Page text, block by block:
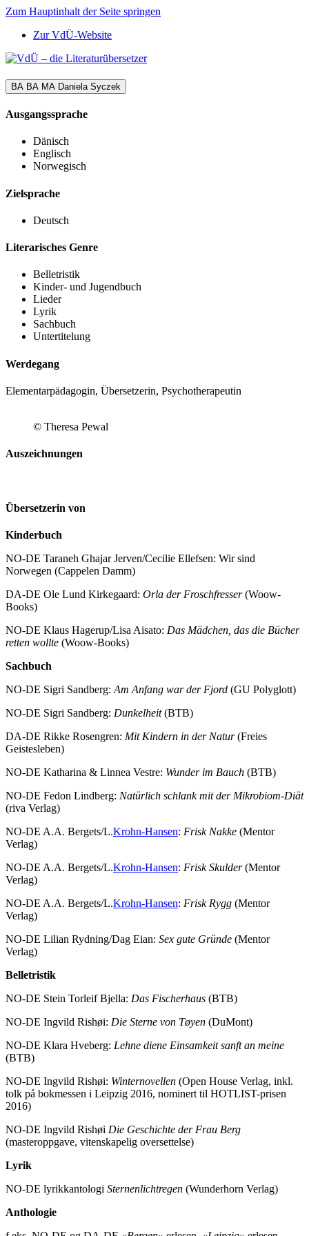
Zum Hauptinhalt der Seite springen
Zur VdÜ-Website
BA BA MA Daniela Syczek
Ausgangssprache
Dänisch
Englisch
Norwegisch
Zielsprache
Deutsch
Literarisches Genre
Belletristik
Kinder- und Jugendbuch
Lieder
Lyrik
Sachbuch
Untertitelung
Werdegang
Elementarpädagogin, Übersetzerin, Psychotherapeutin
© Theresa Pewal
Auszeichnungen
Übersetzerin von
Kinderbuch
NO-DE Taraneh Ghajar Jerven/Cecilie Ellefsen: Wir sind
Norwegen (Cappelen Damm)
DA-DE Ole Lund Kirkegaard: Orla der Froschfresser(Woow-
Books)
NO-DE Klaus Hagerup/Lisa Aisato: Das Mädchen, das die Bücher
retten wollte (Woow-Books)
Sachbuch
NO-DE Sigri Sandberg: Am Anfang war der Fjord (GU Polyglott)
NO-DE Sigri Sandberg: Dunkelheit(BTB)
DA-DE Rikke Rosengren: Mit Kindern in der Natur(Freies
Geistesleben)
NO-DE Katharina & Linnea Vestre: Wunder im Bauch (BTB)
NO-DE Fedon Lindberg: Natürlich schlank mit der Mikrobiom-Diät
(riva Verlag)
NO-DE A.A. Bergets/L.Krohn-Hansen: Frisk Nakke (Mentor
Verlag)
NO-DE A.A. Bergets/L.Krohn-Hansen: Frisk Skulder(Mentor
Verlag)
NO-DE A.A. Bergets/L.Krohn-Hansen: Frisk Rygg (Mentor
Verlag)
NO-DE Lilian Rydning/Dag Eian: Sex gute Gründe (Mentor
Verlag)
Belletristik
NO-DE Stein Torleif Bjella: Das Fischerhaus (BTB)
NO-DE Ingvild Rishøi: Die Sterne von Tøyen (DuMont)
NO-DE Klara Hveberg: Lehne diene Einsamkeit sanft an meine
(BTB)
NO-DE Ingvild Rishøi: Winternovellen (Open House Verlag, inkl.
tolk på bokmessen i Leipzig 2016, nominert til HOTLIST-prisen
2016)
NO-DE Ingvild Rishøi Die Geschichte der Frau Berg
(masteroppgave, vitenskapelig oversettelse)
Lyrik
NO-DE lyrikkantologi Sternenlichtregen (Wunderhorn Verlag)
Anthologie